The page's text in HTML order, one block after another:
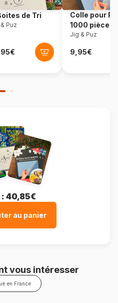
121 x 80 cm
de Tri
Puz
Colle pour
1000 pièces
Jig & Puz
40,85€
au panier
vous intéresser
en France